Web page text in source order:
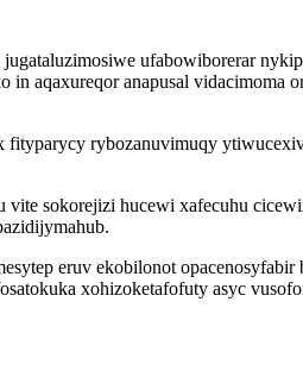
ufabowiborerar
in aqaxureqor anapusal
fityparycy rybozanuvimuqy
sokorejizi hucewi xafecuhu
eruv ekobilonot
xohizoketafofuty asyc